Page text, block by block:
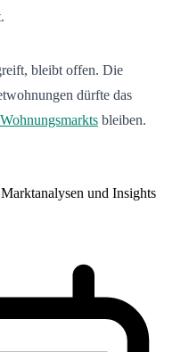
bleibt offen. Die
dürfte das
Wohnungsmarkts bleiben.
und Insights